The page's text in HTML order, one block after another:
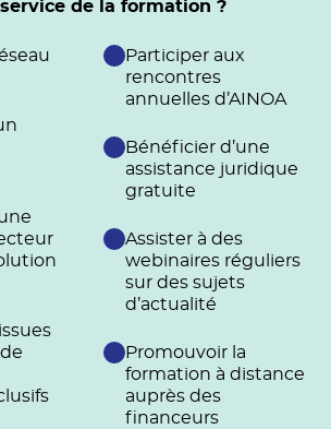
de la formation ?
Participer aux
rencontres
annuelles d’AINOA
Bénéficier d’une
assistance juridique
gratuite
Assister à des
webinaires réguliers
sur des sujets
d’actualité
Promouvoir la
formation à distance
auprès des
financeurs